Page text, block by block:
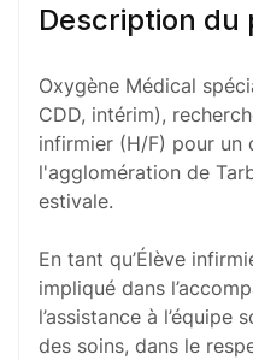
Description du
Oxygène Médical
CDD, intérim),
infirmier (H/F) pour un
l'agglomération de
estivale.
En tant qu’Élève
impliqué dans
l’assistance à l’équipe
des soins, dans le